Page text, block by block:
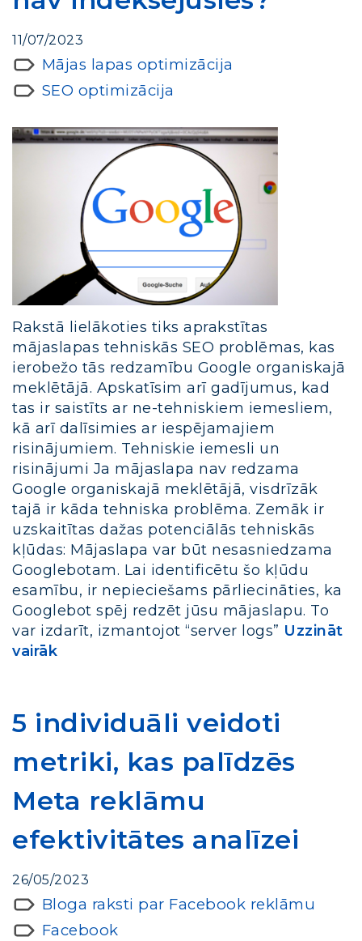
11/07/2023
Mājas lapas optimizācija
SEO optimizācija
Rakstā lielākoties tiks aprakstītas
mājaslapas tehniskās SEO problēmas, kas
ierobežo tās redzamību Google organiskajā
meklētājā. Apskatīsim arī gadījumus, kad
tas ir saistīts ar ne-tehniskiem iemesliem,
kā arī dalīsimies ar iespējamajiem
risinājumiem. Tehniskie iemesli un
risinājumi Ja mājaslapa nav redzama
Google organiskajā meklētājā, visdrīzāk
tajā ir kāda tehniska problēma. Zemāk ir
uzskaitītas dažas potenciālās tehniskās
kļūdas: Mājaslapa var būt nesasniedzama
Googlebotam. Lai identificētu šo kļūdu
esamību, ir nepieciešams pārliecināties, ka
Googlebot spēj redzēt jūsu mājaslapu. To
var izdarīt, izmantojot “server logs” Uzzināt
vairāk
5 individuāli veidoti
metriki, kas palīdzēs
Meta reklāmu
efektivitātes analīzei
26/05/2023
Bloga raksti par Facebook reklāmu
Facebook